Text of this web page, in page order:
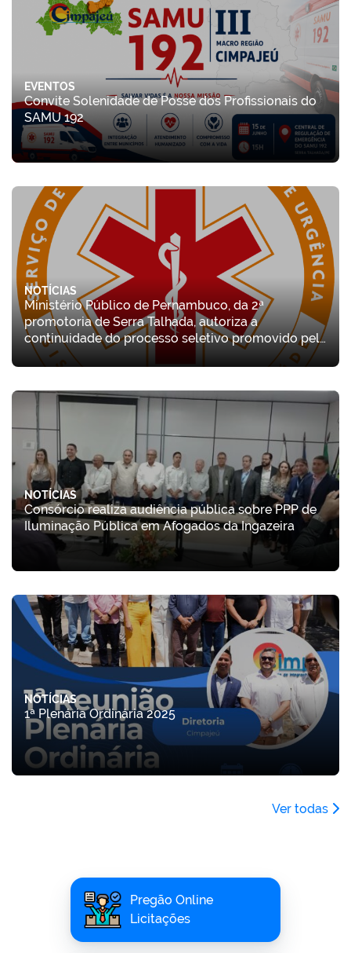
EVENTOS
Convite Solenidade de Posse dos Profissionais do
SAMU 192
NOTÍCIAS
Ministério Público de Pernambuco, da 2ª
promotoria de Serra Talhada, autoriza a
continuidade do processo seletivo promovido pela
Central de Regulação do SAMU 192
NOTÍCIAS
Consórcio realiza audiência pública sobre PPP de
Iluminação Pública em Afogados da Ingazeira
NOTÍCIAS
1ª Plenária Ordinária 2025
Ver todas
Pregão Online
Licitações